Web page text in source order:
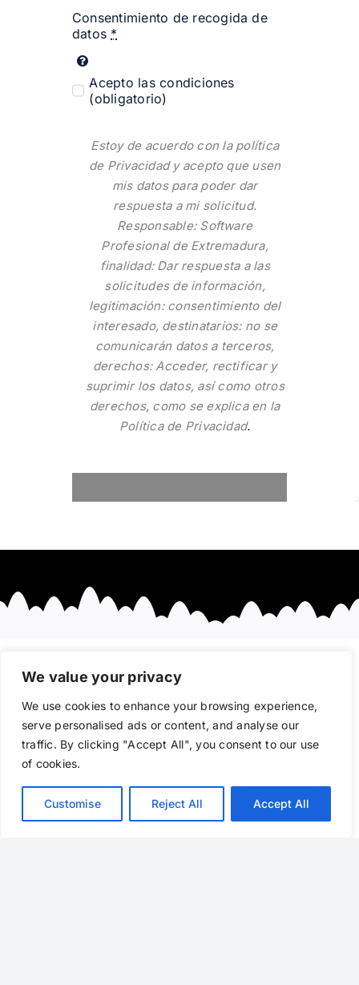
We value your privacy
We use cookies to enhance your browsing experience,
serve personalised ads or content, and analyse our
traffic. By clicking "Accept All", you consent to our use
of cookies.
Customise Reject All Accept All
Consentimiento de recogida de
datos *
Acepto las condiciones
(obligatorio)
Estoy de acuerdo con la política
de Privacidady acepto que usen
mis datos para poder dar
respuesta a mi solicitud.
Responsable: Software
Profesional de Extremadura,
finalidad: Dar respuesta a las
solicitudes de información,
legitimación: consentimiento del
interesado, destinatarios: no se
comunicarán datos a terceros,
derechos: Acceder, rectificar y
suprimir los datos, así como otros
derechos, como se explica en la
Política de Privacidad.
C/ Sanabria, 9 – Polígono Industrial San Isidro